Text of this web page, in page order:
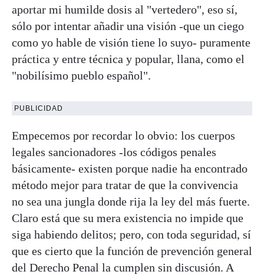
aportar mi humilde dosis al "vertedero", eso sí,
sólo por intentar añadir una visión -que un ciego
como yo hable de visión tiene lo suyo- puramente
práctica y entre técnica y popular, llana, como el
"nobilísimo pueblo español".
PUBLICIDAD
Empecemos por recordar lo obvio: los cuerpos
legales sancionadores -los códigos penales
básicamente- existen porque nadie ha encontrado
método mejor para tratar de que la convivencia
no sea una jungla donde rija la ley del más fuerte.
Claro está que su mera existencia no impide que
siga habiendo delitos; pero, con toda seguridad, sí
que es cierto que la función de prevención general
del Derecho Penal la cumplen sin discusión. A